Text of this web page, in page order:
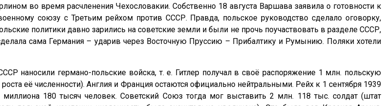
во время расчленения Чехословакии. Собственно 18 августа Варшава заявила о готовности к
союзу с Третьим рейхом против СССР. Правда, польское руководство сделало оговорку,
политики давно зарились на советские земли и были не прочь поучаствовать в разделе СССР,
сама Германия – ударив через Восточную Пруссию – Прибалтику и Румынию. Поляки хотели
наносили германо-польские войска, т. е. Гитлер получал в своё распоряжение 1 млн. польскую
её численности). Англия и Франция остаются официально нейтральными. Рейх к 1 сентября 1939
180 тысяч человек. Советский Союз тогда мог выставить 2 млн. 118 тыс. солдат (штат